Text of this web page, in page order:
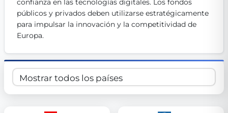
confianza en las tecnologías digitales. Los fondos
públicos y privados deben utilizarse estratégicamente
para impulsar la innovación y la competitividad de
Europa.